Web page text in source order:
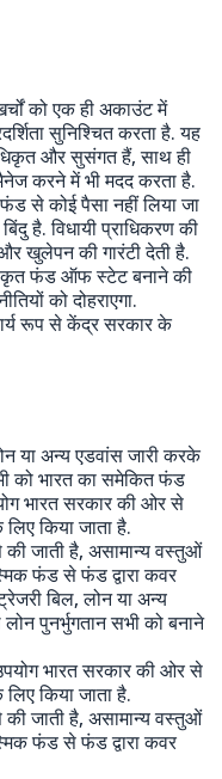
को एक ही अकाउंट में
सुनिश्चित करता है. यह
और सुसंगत हैं, साथ ही
करने में भी मदद करता है.
से कोई पैसा नहीं लिया जा
है. विधायी प्राधिकरण की
खुलेपन की गारंटी देती है.
फंड ऑफ स्टेट बनाने की
को दोहराएगा.
रूप से केंद्र सरकार के
या अन्य एडवांस जारी करके
को भारत का समेकित फंड
भारत सरकार की ओर से
किया जाता है.
की जाती है, असामान्य वस्तुओं
फंड से फंड द्वारा कवर
बिल, लोन या अन्य
पुनर्भुगतान सभी को बनाने
भारत सरकार की ओर से
किया जाता है.
की जाती है, असामान्य वस्तुओं
फंड से फंड द्वारा कवर